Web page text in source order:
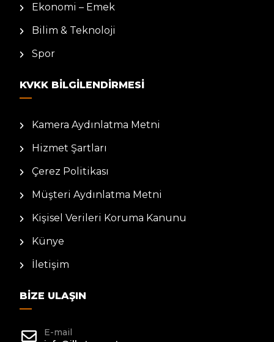
Ekonomi – Emek
Bilim & Teknoloji
Spor
KVKK BILGILENDIRMESI
Kamera Aydınlatma Metni
Hizmet Şartları
Çerez Politikası
Müşteri Aydınlatma Metni
Kişisel Verileri Koruma Kanunu
Künye
İletişim
BIZE ULAŞIN
E-mail